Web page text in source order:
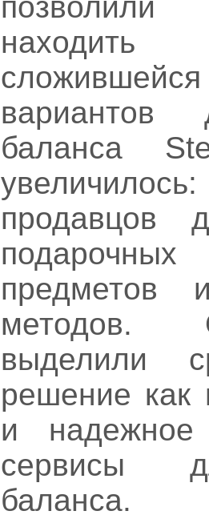
позволили
вариантов
баланса
продавцов
предметов
методов.
выделили
решение как
и
сервисы
баланса.